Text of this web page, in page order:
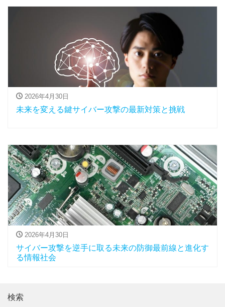
2026年4月30日
未来を変える鍵サイバー攻撃の最新対策と挑戦
2026年4月30日
サイバー攻撃を逆手に取る未来の防御最前線と進化す
る情報社会
検索